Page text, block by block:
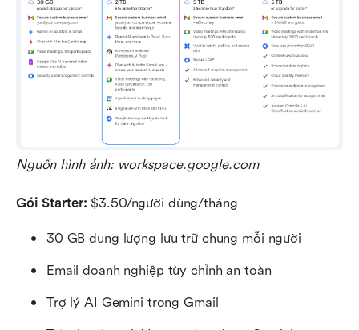
Nguồn hình ảnh: workspace.google.com
Gói Starter: $3.50/người dùng/tháng
30 GB dung lượng lưu trữ chung mỗi người
Email doanh nghiệp tùy chỉnh an toàn
Trợ lý AI Gemini trong Gmail